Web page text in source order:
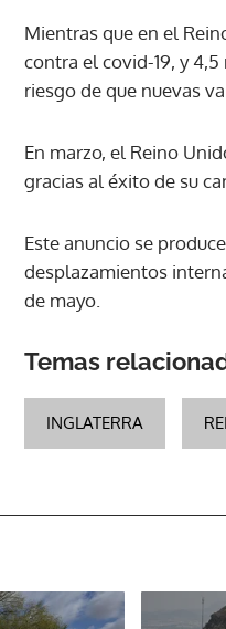
Mientras que en el
contra el covid-19, y
riesgo de que nuevas
En marzo, el Reino
gracias al éxito de su
Este anuncio se
desplazamientos
de mayo.
Temas
INGLATERRA